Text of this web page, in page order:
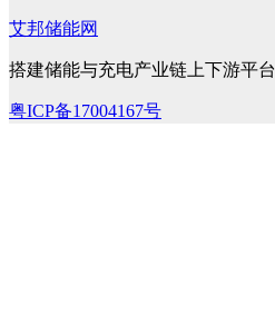
艾邦储能网
搭建储能与充电产业链上下游平台
粤ICP备17004167号